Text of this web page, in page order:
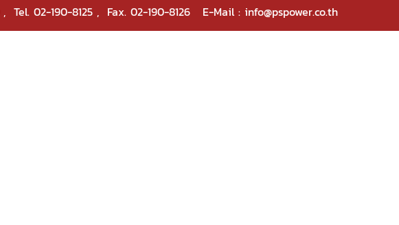
, Tel. 02-190-8125 , Fax. 02-190-8126 E-Mail : info@pspower.co.th